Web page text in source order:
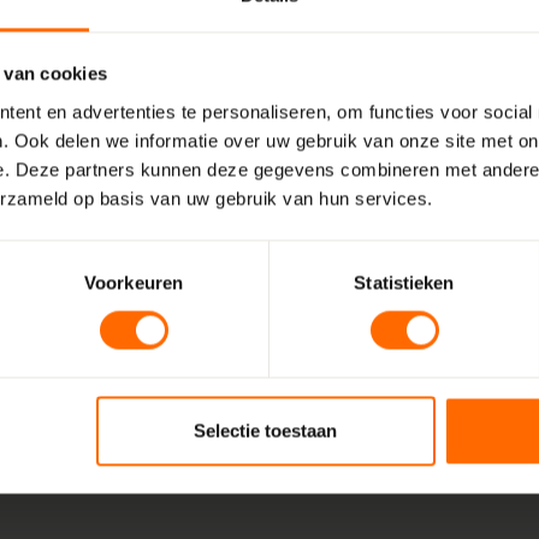
van cookies
en advertenties te personaliseren, om functies voor social
Ook delen we informatie over uw gebruik van onze site met
Deze partners kunnen deze gegevens combineren met
op basis van uw gebruik van hun services.
Voorkeuren Statistieken
Selectie toestaan
het uiteindelijke kozijn
nieuwbouw meestal op
kan worden. Bij
gecreëerde sparing
verschillende voordelen
voor een precieze uitlijning
loodrecht en waterpas
krijgt.
aan de thermische isolatie
rondom het kozijn,
en de stookkosten
verminderen. Ze
buitenaf, waardoor een
Duurzaamheid:
materialen die bestand
Ze bieden stabiliteit en
gemakkelijk te
zorgen voor een
Kies voor stelkozijnen van
perfecte kozijnmontage.
adviseren en te begeleiden
project.